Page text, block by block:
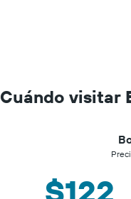
Cuándo visitar